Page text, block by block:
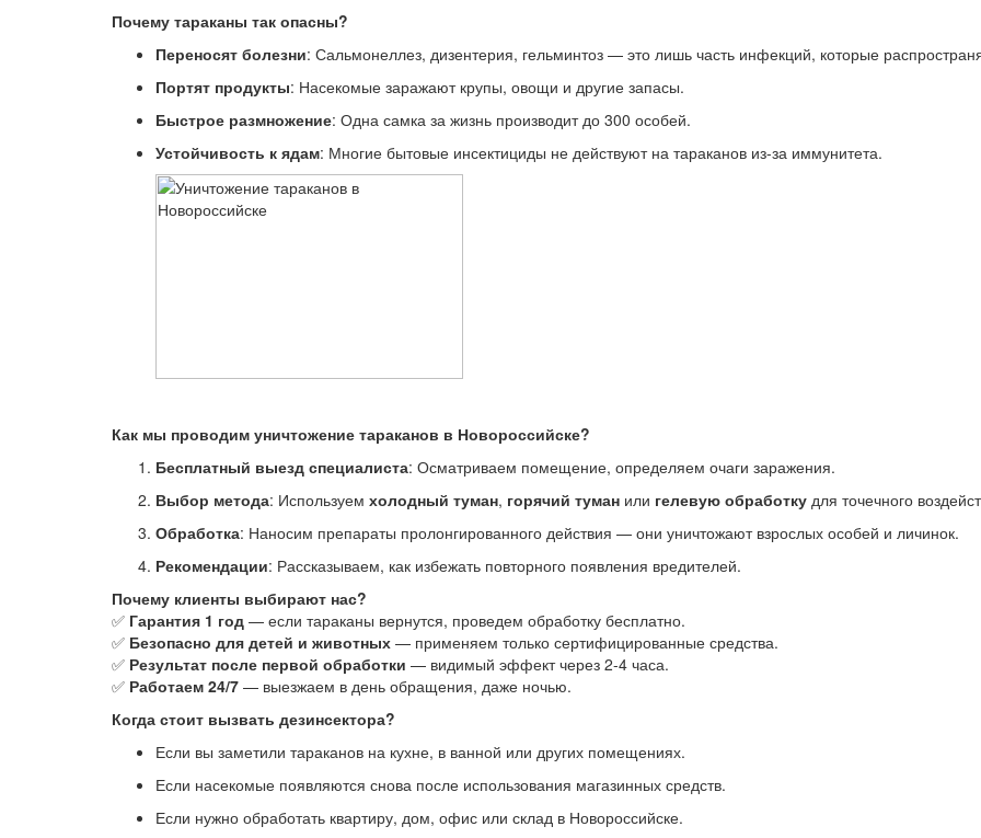
Почему тараканы так опасны?
Переносят болезни: Сальмонеллез, дизентерия, гельминтоз — это лишь часть инфекций, которые
Портят продукты: Насекомые заражают крупы, овощи и другие запасы.
Быстрое размножение: Одна самка за жизнь производит до 300 особей.
Устойчивость к ядам: Многие бытовые инсектициды не действуют на тараканов из-за иммунитета.
Как мы проводим уничтожение тараканов в Новороссийске?
Бесплатный выезд специалиста: Осматриваем помещение, определяем очаги заражения.
Выбор метода: Используем холодный туман, горячий туман или гелевую обработку для точечного
Обработка: Наносим препараты пролонгированного действия — они уничтожают взрослых особей и личинок.
Рекомендации: Рассказываем, как избежать повторного появления вредителей.
Почему клиенты выбирают нас?
✅ Гарантия 1 год — если тараканы вернутся, проведем обработку бесплатно.
✅ Безопасно для детей и животных — применяем только сертифицированные средства.
✅ Результат после первой обработки — видимый эффект через 2-4 часа.
✅ Работаем 24/7 — выезжаем в день обращения, даже ночью.
Когда стоит вызвать дезинсектора?
Если вы заметили тараканов на кухне, в ванной или других помещениях.
Если насекомые появляются снова после использования магазинных средств.
Если нужно обработать квартиру, дом, офис или склад в Новороссийске.